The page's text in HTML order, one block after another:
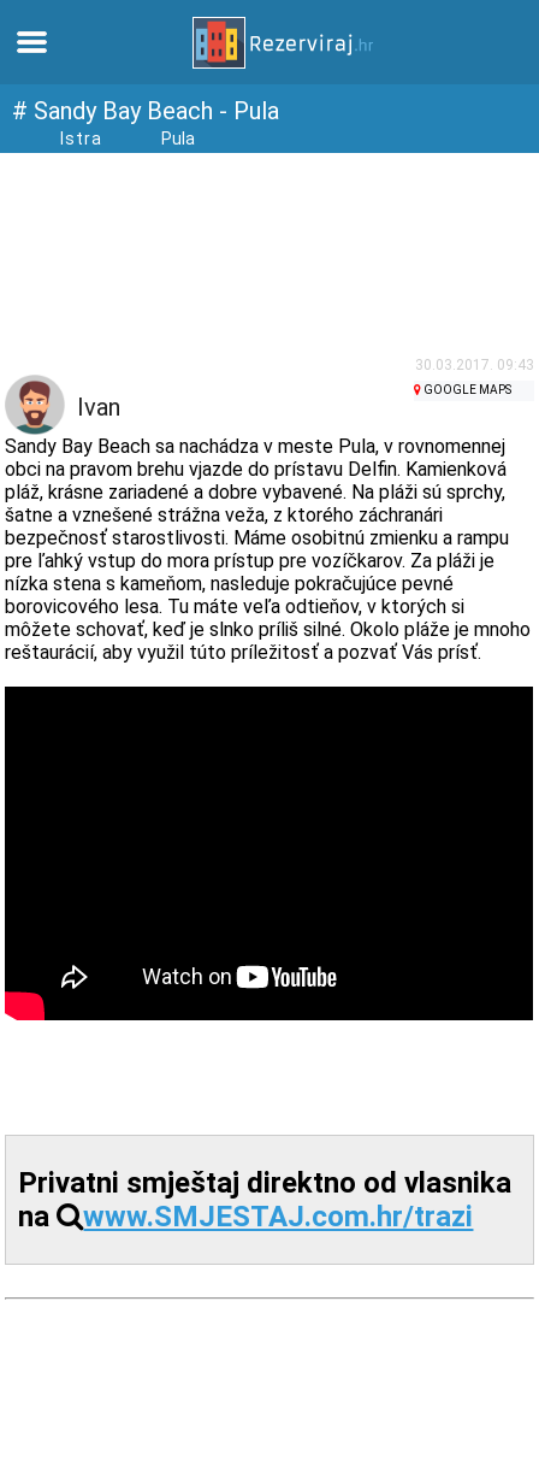
Domov
webcams
Zoznámte sa s Chorvátskom
múzeí
# Sandy Bay Beach - Pula
Istra Pula
30.03.2017. 09:43
Ivan
GOOGLE MAPS
Sandy Bay Beach sa nachádza v meste Pula, v rovnomennej
obci na pravom brehu vjazde do prístavu Delfin. Kamienková
pláž, krásne zariadené a dobre vybavené. Na pláži sú sprchy,
šatne a vznešené strážna veža, z ktorého záchranári
bezpečnosť starostlivosti. Máme osobitnú zmienku a rampu
pre ľahký vstup do mora prístup pre vozíčkarov. Za pláži je
nízka stena s kameňom, nasleduje pokračujúce pevné
borovicového lesa. Tu máte veľa odtieňov, v ktorých si
môžete schovať, keď je slnko príliš silné. Okolo pláže je mnoho
reštaurácií, aby využil túto príležitosť a pozvať Vás prísť.
Privatni smještaj direktno od vlasnika
na
www.SMJESTAJ.com.hr/trazi